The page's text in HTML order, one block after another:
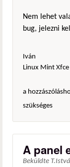
Nem lehet
bug, jelezni
Iván
Linux Mint Xfce
a
szükséges
A panel
Beküldte